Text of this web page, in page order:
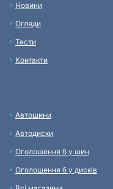
Новини
Огляди
Тести
Контакти
Автошини
Автодиски
Оголошення б у шин
Оголошення б у дисків